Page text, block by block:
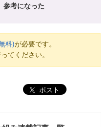
参考になった
料)が必要です。
てください。
ポスト